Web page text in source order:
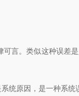
。类似这种误差
原因，是一种系统